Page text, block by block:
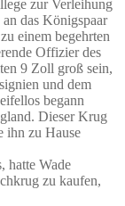
zur Verleihung
das Königspaar
einem begehrten
Offizier des
9 Zoll groß sein,
und dem
begann
Dieser Krug
ihn zu Hause
hatte Wade
zu kaufen,